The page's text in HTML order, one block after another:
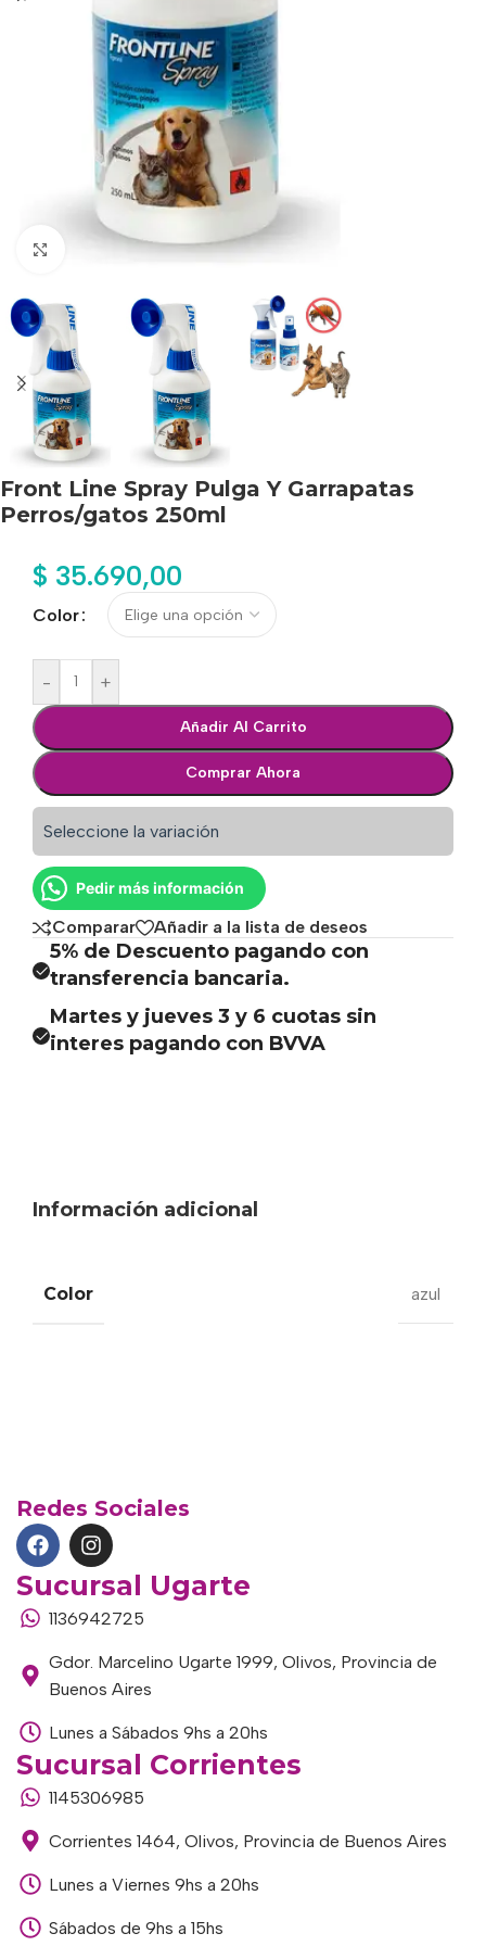
Haga clic para ampliar
Front Line Spray Pulga Y Garrapatas
Perros/gatos 250ml
$ 35.690,00
Color
- +
Añadir Al Carrito
Comprar Ahora
Seleccione la variación
Pedir más información
Comparar Añadir a la lista de deseos
5% de Descuento pagando con
transferencia bancaria.
Martes y jueves 3 y 6 cuotas sin
interes pagando con BVVA
Información adicional
Color azul
Redes Sociales
Sucursal Ugarte
1136942725
Gdor. Marcelino Ugarte 1999, Olivos, Provincia de
Buenos Aires
Lunes a Sábados 9hs a 20hs
Sucursal Corrientes
1145306985
Corrientes 1464, Olivos, Provincia de Buenos Aires
Lunes a Viernes 9hs a 20hs
Sábados de 9hs a 15hs